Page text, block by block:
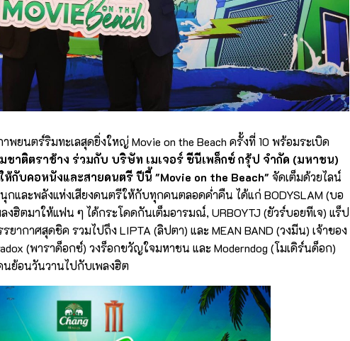
ยนตร์ริมทะเลสุดยิ่งใหญ่ Movie on the Beach ครั้งที่ 10 พร้อมระเบิด
ชาติตราช้าง ร่วมกับ บริษัท เมเจอร์ ซีนีเพล็กซ์ กรุ้ป จำกัด (มหาชน)
กับคอหนังและสายดนตรี ปีนี้ "Movie on the Beach" จัดเต็มด้วยไลน์
และพลังแห่งเสียงดนตรีให้กับทุกคนตลอดค่ำคืน ได้แก่ BODYSLAM (บอ
ฮิตมาให้แฟน ๆ ได้กระโดดกันเต็มอารมณ์, URBOYTJ (ยัวร์บอยทีเจ) แร็ป
ยากาศสุดชิค รวมไปถึง LIPTA (ลิปตา) และ MEAN BAND (วงมีน) เจ้าของ
(พาราด็อกซ์) วงร็อกขวัญใจมหาชน และ Moderndog (โมเดิร์นด็อก)
ย้อนวันวานไปกับเพลงฮิต